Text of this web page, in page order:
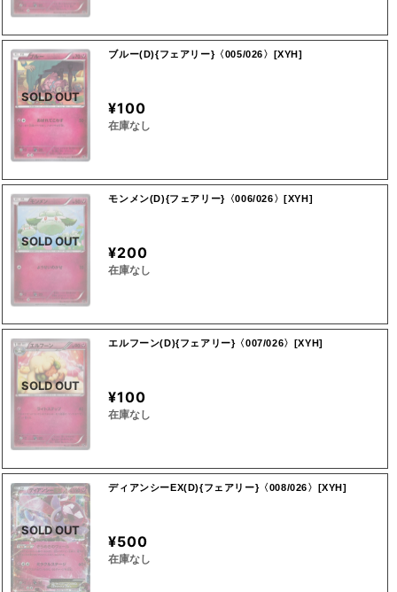
SOLD OUT
ブルー(D){フェアリー}〈005/026〉[XYH]
¥100
在庫なし
SOLD OUT
モンメン(D){フェアリー}〈006/026〉[XYH]
¥200
在庫なし
SOLD OUT
エルフーン(D){フェアリー}〈007/026〉[XYH]
¥100
在庫なし
SOLD OUT
ディアンシーEX(D){フェアリー}〈008/026〉[XYH]
¥500
在庫なし